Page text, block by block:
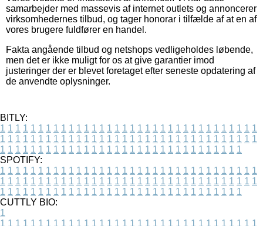
samarbejder med massevis af internet outlets og annoncerer
virksomhedernes tilbud, og tager honorar i tilfælde af at en af
vores brugere fuldfører en handel.
Fakta angående tilbud og netshops vedligeholdes løbende,
men det er ikke muligt for os at give garantier imod
justeringer der er blevet foretaget efter seneste opdatering af
de anvendte oplysninger.
BITLY:
1 1 1 1 1 1 1 1 1 1 1 1 1 1 1 1 1 1 1 1 1 1 1 1 1 1 1 1 1 1 1 1 1 1
1 1 1 1 1 1 1 1 1 1 1 1 1 1 1 1 1 1 1 1 1 1 1 1 1 1 1 1 1 1 1 1 1 1
1 1 1 1 1 1 1 1 1 1 1 1 1 1 1 1 1 1 1 1 1 1 1 1 1 1 1 1 1 1 1 1
SPOTIFY:
1 1 1 1 1 1 1 1 1 1 1 1 1 1 1 1 1 1 1 1 1 1 1 1 1 1 1 1 1 1 1 1 1 1
1 1 1 1 1 1 1 1 1 1 1 1 1 1 1 1 1 1 1 1 1 1 1 1 1 1 1 1 1 1 1 1 1 1
1 1 1 1 1 1 1 1 1 1 1 1 1 1 1 1 1 1 1 1 1 1 1 1 1 1 1 1 1 1 1 1
CUTTLY BIO:
1
1 1 1 1 1 1 1 1 1 1 1 1 1 1 1 1 1 1 1 1 1 1 1 1 1 1 1 1 1 1 1 1 1 1